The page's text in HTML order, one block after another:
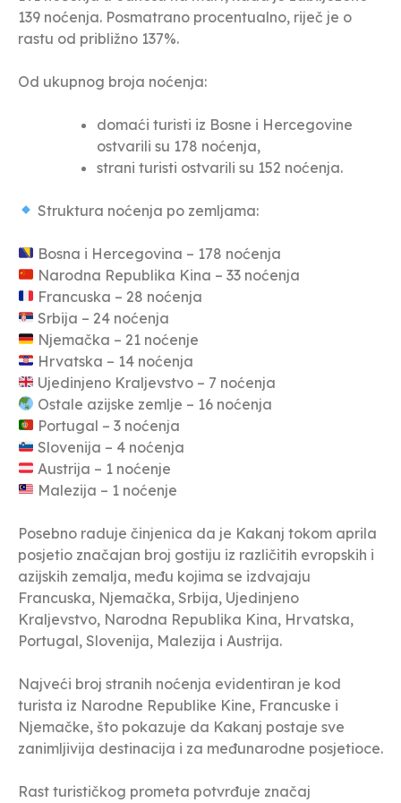
139 noćenja. Posmatrano procentualno, riječ je o
rastu od približno 137%.
Od ukupnog broja noćenja:
domaći turisti iz Bosne i Hercegovine
ostvarili su 178 noćenja,
strani turisti ostvarili su 152 noćenja.
Struktura noćenja po zemljama:
Bosna i Hercegovina – 178 noćenja
Narodna Republika Kina – 33 noćenja
Francuska – 28 noćenja
Srbija – 24 noćenja
Njemačka – 21 noćenje
Hrvatska – 14 noćenja
Ujedinjeno Kraljevstvo – 7 noćenja
Ostale azijske zemlje – 16 noćenja
Portugal – 3 noćenja
Slovenija – 4 noćenja
Austrija – 1 noćenje
Malezija – 1 noćenje
Posebno raduje činjenica da je Kakanj tokom aprila
posjetio značajan broj gostiju iz različitih evropskih i
azijskih zemalja, među kojima se izdvajaju
Francuska, Njemačka, Srbija, Ujedinjeno
Kraljevstvo, Narodna Republika Kina, Hrvatska,
Portugal, Slovenija, Malezija i Austrija.
Najveći broj stranih noćenja evidentiran je kod
turista iz Narodne Republike Kine, Francuske i
Njemačke, što pokazuje da Kakanj postaje sve
zanimljivija destinacija i za međunarodne posjetioce.
Rast turističkog prometa potvrđuje značaj